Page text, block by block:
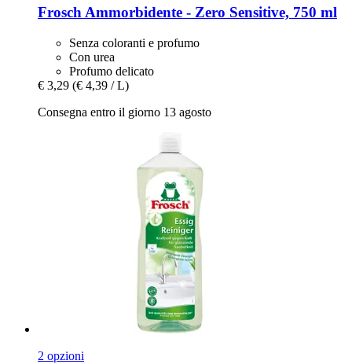
Frosch Ammorbidente -​ Zero Sensitive, 750 ml
Senza coloranti e profumo
Con urea
Profumo delicato
€ 3,29 (€ 4,39 / L)
Consegna entro il giorno 13 agosto
2 opzioni